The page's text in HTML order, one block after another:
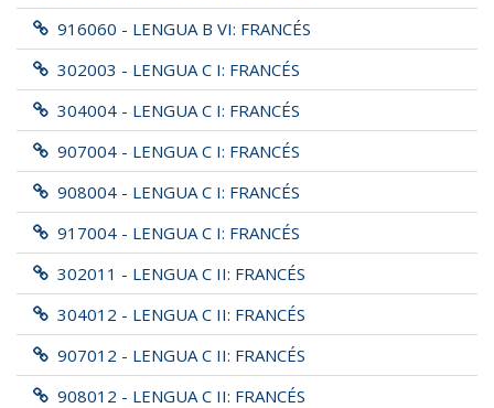
916060 - LENGUA B VI: FRANCÉS
302003 - LENGUA C I: FRANCÉS
304004 - LENGUA C I: FRANCÉS
907004 - LENGUA C I: FRANCÉS
908004 - LENGUA C I: FRANCÉS
917004 - LENGUA C I: FRANCÉS
302011 - LENGUA C II: FRANCÉS
304012 - LENGUA C II: FRANCÉS
907012 - LENGUA C II: FRANCÉS
908012 - LENGUA C II: FRANCÉS